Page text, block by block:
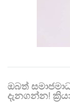
ඔබත්
දැනගන්න!